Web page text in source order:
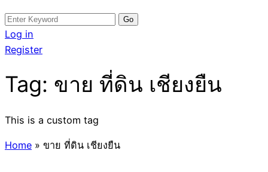
Search
for:
Log in
Register
Tag: ขาย ที่ดิน เชียงยืน
This is a custom tag
Home » ขาย ที่ดิน เชียงยืน